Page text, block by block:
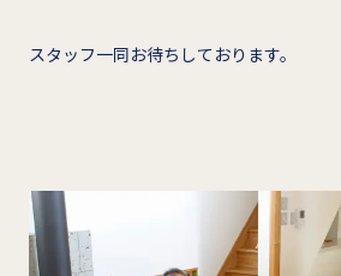
スタッフ一同お待ちしております。